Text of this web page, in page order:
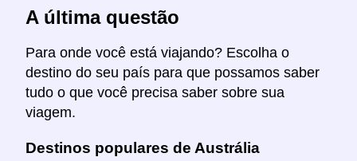
A última questão
Para onde você está viajando? Escolha o
destino do seu país para que possamos saber
tudo o que você precisa saber sobre sua
viagem.
Destinos populares de Austrália